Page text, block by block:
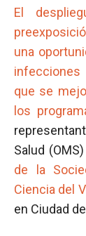
El
una
infecciones
que se
los
Salud
de la
Ciencia del
en Ciudad